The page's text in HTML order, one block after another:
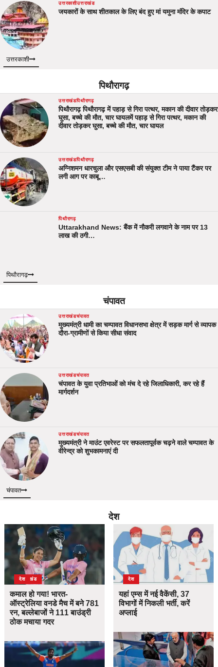
उत्तरकाशीउत्तराखंड
जयकारों के साथ शीतकाल के लिए बंद हुए मां यमुना मंदिर के कपाट
उत्तरकाशी
पिथौरागढ़
उत्तराखंडपिथौरागढ़
पिथौरागढ़ पिथौरागढ़ में पहाड़ से गिरा पत्थर, मकान की दीवार तोड़कर
घुसा, बच्चे की मौत, चार घायलमें पहाड़ से गिरा पत्थर, मकान की
दीवार तोड़कर घुसा, बच्चे की मौत, चार घायल
उत्तराखंडपिथौरागढ़
अग्निशमन धारचुला और एसएसबी की संयुक्त टीम ने पाया टैंकर पर
लगी आग पर काबू…
पिथौरागढ़
Uttarakhand News: बैंक में नौकरी लगवाने के नाम पर 13
लाख की ठगी…
पिथौरागढ़
चंपावत
उत्तराखंडचंपावत
मुख्यमंत्री धामी का चम्पावत विधानसभा क्षेत्र में सड़क मार्ग से व्यापक
दौरा-ग्रामीणों से किया सीधा संवाद
उत्तराखंडचंपावत
चंपावत के युवा प्रतिभाओं को मंच दे रहे जिलाधिकारी, कर रहे हैं
मार्गदर्शन
उत्तराखंडचंपावत
मुख्यमंत्री ने माउंट एवरेस्ट पर सफलतापूर्वक चढ़ने वाले चम्पावत के
वीरेन्द्र को शुभकामनाएं दी
चंपावत
देश
उत्तराखंड
देश
कमाल हो गया! भारत-
ऑस्ट्रेलिया वनडे मैच में बने 781
रन, बल्लेबाजों ने 111 बाउंड्री
ठोक मचाया गदर
देश
यहां एम्स में नई वैकेंसी, 37
विभागों में निकली भर्ती, करें
अप्लाई